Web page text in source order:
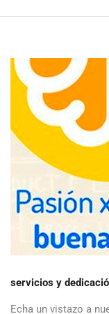
servicios y
Echa un vistazo a